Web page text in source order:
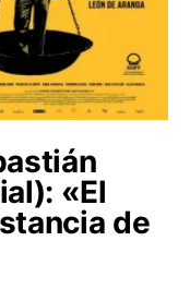
«El
de